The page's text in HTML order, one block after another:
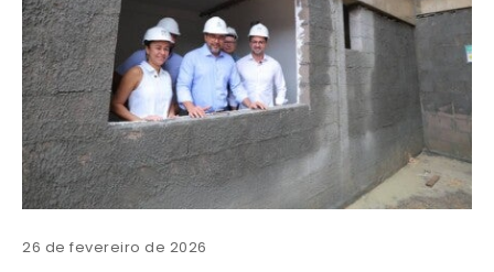
26 de fevereiro de 2026